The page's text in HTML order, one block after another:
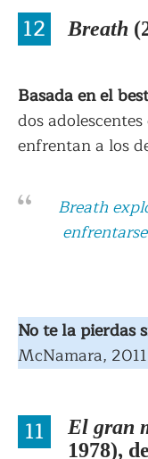
12 Breath
Basada en el
dos
enfrentan a los
Breath
No te la pierdas
McNamara,
11 El gran
1978),